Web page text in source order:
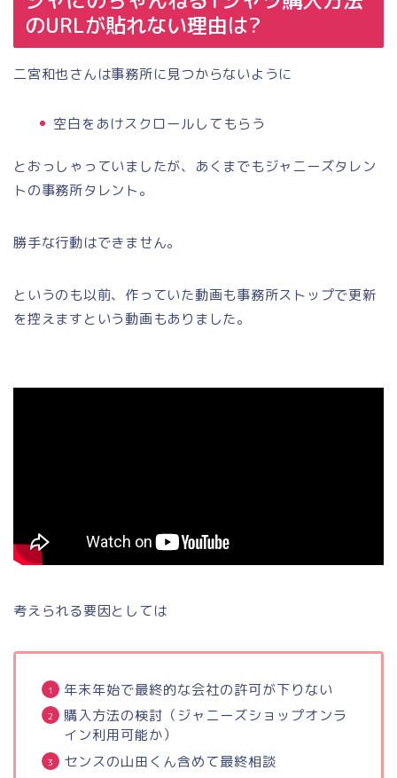
のURLが貼れない理由は?
二宮和也さんは事務所に見つからないように
空白をあけスクロールしてもらう
とおっしゃっていましたが、あくまでもジャニーズタレン
トの事務所タレント。
勝手な行動はできません。
というのも以前、作っていた動画も事務所ストップで更新
を控えますという動画もありました。
考えられる要因としては
年末年始で最終的な会社の許可が下りない
購入方法の検討（ジャニーズショップオンラ
イン利用可能か）
センスの山田くん含めて最終相談